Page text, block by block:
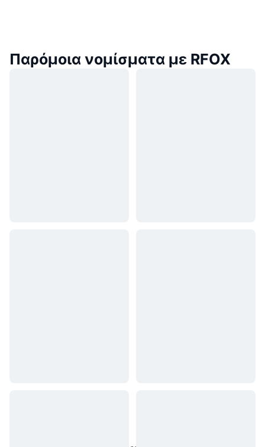
Παρόμοια νομίσματα με RFOX